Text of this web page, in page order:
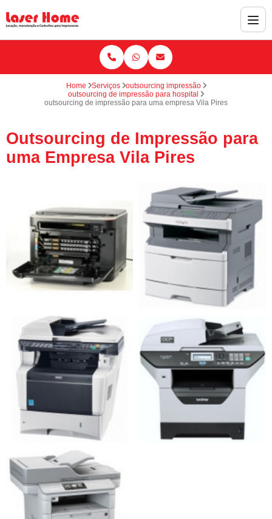
Home Serviços
outsourcing impressão
outsourcing de impressão para hospital
outsourcing de impressão para uma empresa Vila Pires
Outsourcing de Impressão para
uma Empresa Vila Pires